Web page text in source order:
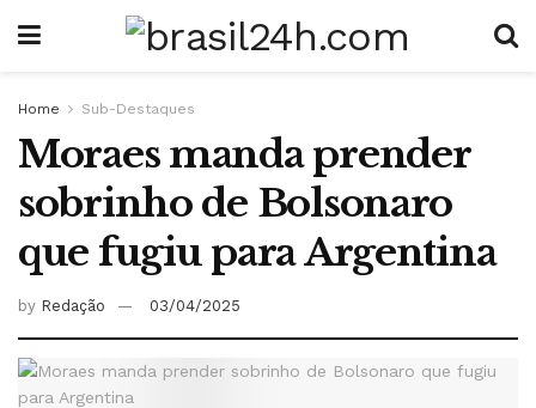
Home Sub-Destaques
Moraes manda prender
sobrinho de Bolsonaro
que fugiu para Argentina
by Redação 03/04/2025